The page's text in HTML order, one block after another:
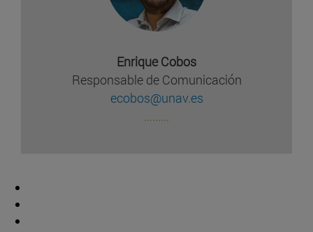
Enrique Cobos
Responsable de Comunicación
ecobos@unav.es
.........